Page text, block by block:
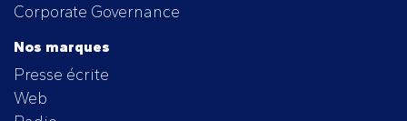
Corporate Governance
Nos marques
Presse écrite
Web